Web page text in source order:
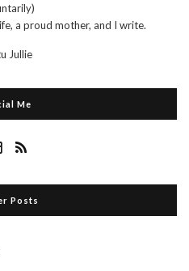
a proud mother, and I write.
Jullie
Me
Posts